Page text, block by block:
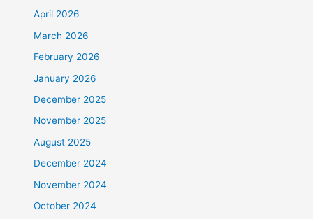
April 2026
March 2026
February 2026
January 2026
December 2025
November 2025
August 2025
December 2024
November 2024
October 2024